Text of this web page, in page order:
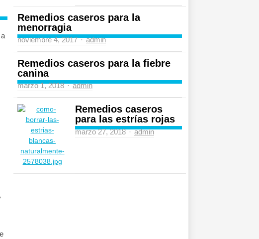
Remedios caseros para la
menorragia
noviembre 4, 2017 Author
admin
Remedios caseros para la fiebre
canina
marzo 1, 2018 Author
admin
Remedios caseros
para las estrías rojas
marzo 27, 2018 Author
admin